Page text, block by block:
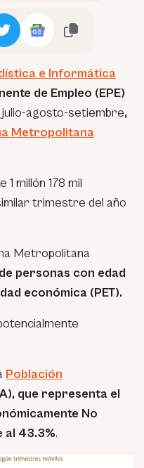
e Informática
de Empleo (EPE)
agosto-setiembre,
Metropolitana
millón 178 mil
trimestre del año
Metropolitana
personas con edad
económica (PET).
Población
que representa el
No
al 43.3%.